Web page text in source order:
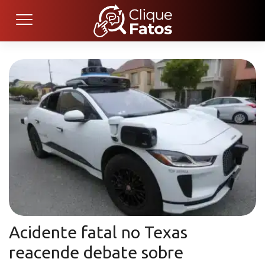
Acidente fatal no Texas
reacende debate sobre